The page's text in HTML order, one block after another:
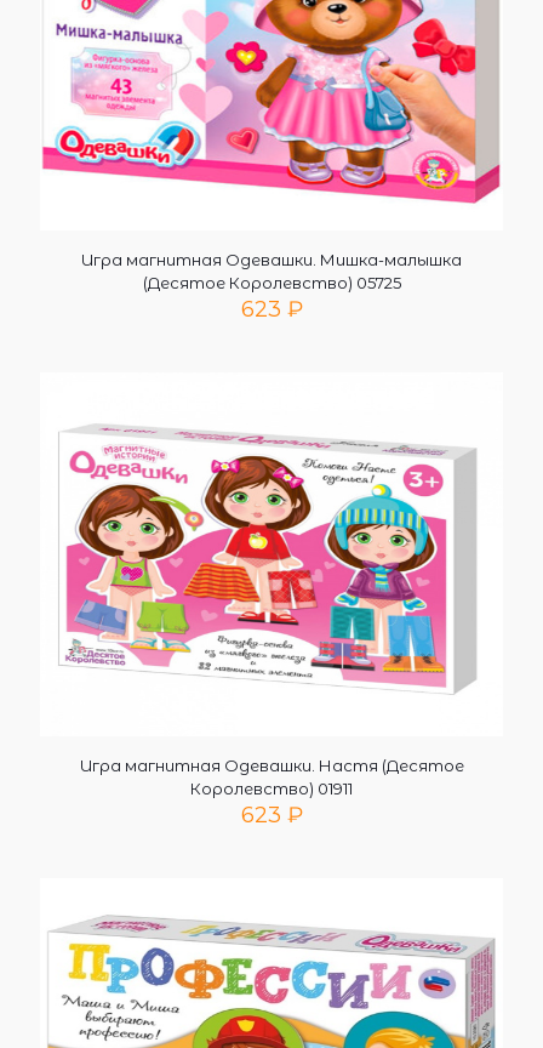
Игра магнитная Одевашки. Мишка-малышка
(Десятое Королевство) 05725
623 ₽
Игра магнитная Одевашки. Настя (Десятое
Королевство) 01911
623 ₽